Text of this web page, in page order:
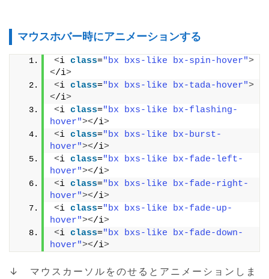
マウスホバー時にアニメーションする
<i class="bx bxs-like bx-spin-hover">
</i>
<i class="bx bxs-like bx-tada-hover">
</i>
<i class="bx bxs-like bx-flashing-
hover"></i>
<i class="bx bxs-like bx-burst-
hover"></i>
<i class="bx bxs-like bx-fade-left-
hover"></i>
<i class="bx bxs-like bx-fade-right-
hover"></i>
<i class="bx bxs-like bx-fade-up-
hover"></i>
<i class="bx bxs-like bx-fade-down-
hover"></i>
↓ マウスカーソルをのせるとアニメーションしま